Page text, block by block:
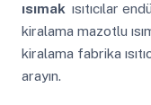
ısımak ısıtıcılar
kiralama mazotlu
kiralama fabrika
arayın.